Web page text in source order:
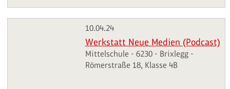
10.04.24
Werkstatt Neue Medien (Podcast)
Mittelschule - 6230 - Brixlegg -
Römerstraße 18, Klasse 4B